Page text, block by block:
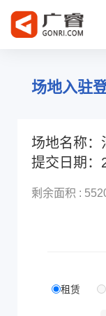
场地入驻
场地名称：
提交日期：
剩余面积 :
租赁